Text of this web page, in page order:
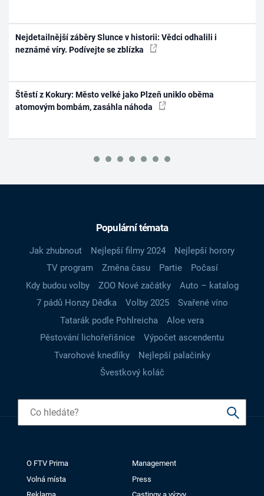
Nejdetailnější záběry Slunce v historii: Vědci odhalili i
neznámé víry. Podívejte se zblízka
Štěstí z Kokury: Město velké jako Plzeň uniklo oběma
atomovým bombám, zasáhla náhoda
Populární témata
Jak zhubnout Nejlepší filmy 2024
Nejlepší horory
TV program
Změna času Partie
Počasí
Kdy budou volby
ZOO Nové začátky
Auto – katalog
7 pádů Honzy Dědka
Volby 2025
Svařené víno
Tatarák podle Pohlreicha
Aloe vera
Pěstování lichořeřišnice
Výpočet ascendentu
Tvarohové knedlíky
Nejlepší palačinky
Švestkový koláč
O FTV Prima
Management
Volná místa
Press